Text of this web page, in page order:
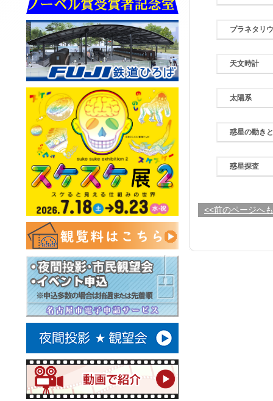
プラネタリ
天文時計
太陽系
惑星の動き
惑星探査
<<前のページへ